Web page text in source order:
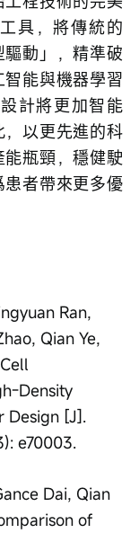
具，將傳統的
驅動」，精準破
能與機器學習
計將更加智能
以更先進的科
瓶頸，穩健駛
者帶來更多優
Ran,
Qian Ye,
Design [J].
e70003.
Dai, Qian
of